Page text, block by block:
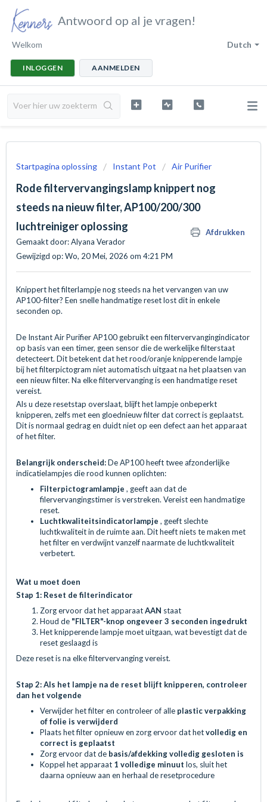
Antwoord op al je vragen!
Dutch
Welkom
INLOGGEN AANMELDEN
Startpagina oplossing Instant Pot Air Purifier
Rode filtervervangingslamp knippert nog
steeds na nieuw filter, AP100/200/300
luchtreiniger oplossing
Afdrukken
Gemaakt door: Alyana Verador
Gewijzigd op: Wo, 20 Mei, 2026 om 4:21 PM
Knippert het filterlampje nog steeds na het vervangen van uw
AP100-filter? Een snelle handmatige reset lost dit in enkele
seconden op.
De Instant Air Purifier AP100 gebruikt een filtervervangingindicator
op basis van een timer, geen sensor die de werkelijke filterstaat
detecteert. Dit betekent dat het rood/oranje knipperende lampje
bij het filterpictogram niet automatisch uitgaat na het plaatsen van
een nieuw filter. Na elke filtervervanging is een handmatige reset
vereist.
Als u deze resetstap overslaat, blijft het lampje onbeperkt
knipperen, zelfs met een gloednieuw filter dat correct is geplaatst.
Dit is normaal gedrag en duidt niet op een defect aan het apparaat
of het filter.
Belangrijk onderscheid:De AP100 heeft twee afzonderlijke
indicatielampjes die rood kunnen oplichten:
Filterpictogramlampje , geeft aan dat de
filervervangingstimer is verstreken. Vereist een handmatige
reset.
Luchtkwaliteitsindicatorlampje , geeft slechte
luchtkwaliteit in de ruimte aan. Dit heeft niets te maken met
het filter en verdwijnt vanzelf naarmate de luchtkwaliteit
verbetert.
Wat u moet doen
Stap 1: Reset de filterindicator
Zorg ervoor dat het apparaatAAN staat
Houd de "FILTER"-knop ongeveer 3 seconden ingedrukt
Het knipperende lampje moet uitgaan, wat bevestigt dat de
reset geslaagd is
Deze reset is na elke filtervervanging vereist.
Stap 2: Als het lampje na de reset blijft knipperen, controleer
dan het volgende
Verwijder het filter en controleer of alle plastic verpakking
of folie is verwijderd
Plaats het filter opnieuw en zorg ervoor dat hetvolledig en
correct is geplaatst
Zorg ervoor dat de basis/afdekking volledig gesloten is
Koppel het apparaat 1 volledige minuut los, sluit het
daarna opnieuw aan en herhaal de resetprocedure